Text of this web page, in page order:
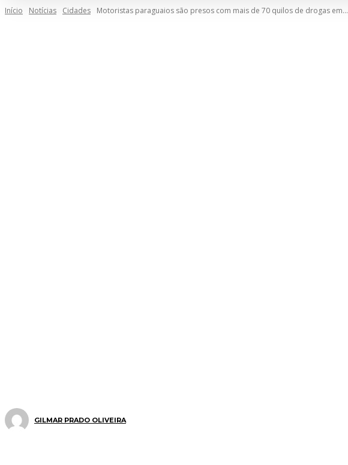
Início Notícias Cidades Motoristas paraguaios são presos com mais de 70 quilos de drogas em...
GILMAR PRADO OLIVEIRA